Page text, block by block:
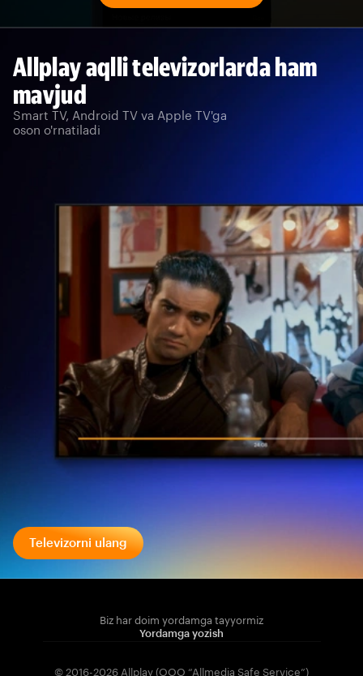
Allplay aqlli televizorlarda ham
mavjud
Smart TV, Android TV va Apple TV'ga
oson o'rnatiladi
Televizorni ulang
Biz har doim yordamga tayyormiz
Yordamga yozish
© 2016-2026 Allplay (OOO “Allmedia Safe Service”)